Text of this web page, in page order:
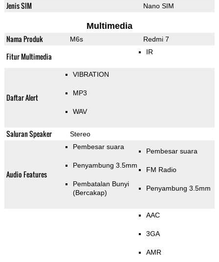
Jenis SIM Nano SIM
Multimedia
Nama Produk M6s Redmi 7
Fitur Multimedia IR
Daftar Alert
VIBRATION
MP3
WAV
Saluran Speaker Stereo
Audio Features
Pembesar suara
Penyambung 3.5mm
Pembatalan Bunyi
(Bercakap)
Pembesar suara
FM Radio
Penyambung 3.5mm
AAC
3GA
AMR